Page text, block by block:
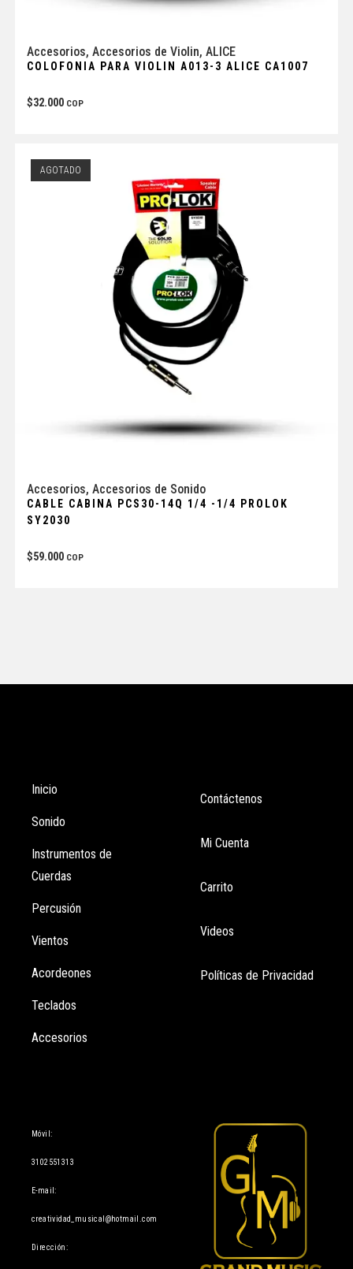
Accesorios, Accesorios de Violin, ALICE
COLOFONIA PARA VIOLIN A013-3 ALICE CA1007
$32.000 COP
AGOTADO
Accesorios, Accesorios de Sonido
CABLE CABINA PCS30-14Q 1/4 -1/4 PROLOK
SY2030
$59.000 COP
Inicio
Sonido
Instrumentos de
Cuerdas
Percusión
Vientos
Acordeones
Teclados
Accesorios
Contáctenos
Mi Cuenta
Carrito
Videos
Políticas de Privacidad
Móvil:
3102551313
E-mail:
creatividad_musical@hotmail.com
Dirección: